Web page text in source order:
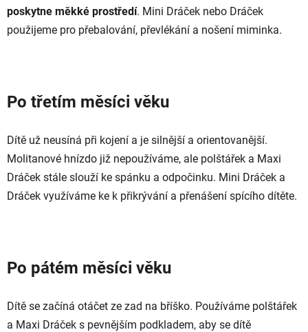
poskytne měkké prostředí. Mini Dráček nebo Dráček
použijeme pro přebalování, převlékání a nošení miminka.
Po třetím měsíci věku
Dítě už neusíná při kojení a je silnější a orientovanější.
Molitanové hnízdo již nepoužíváme, ale polštářek a Maxi
Dráček stále slouží ke spánku a odpočinku. Mini Dráček a
Dráček využíváme ke k přikrývání a přenášení spícího dítěte.
Po pátém měsíci věku
Dítě se začíná otáčet ze zad na bříško. Používáme polštářek
a Maxi Dráček s pevnějším podkladem, aby se dítě